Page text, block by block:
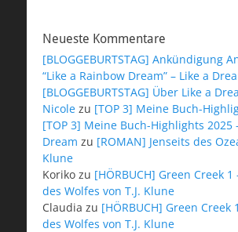
Neueste Kommentare
[BLOGGEBURTSTAG] Ankündigung
“Like a Rainbow Dream” – Like a
[BLOGGEBURTSTAG] Über Like a
Nicole zu [TOP 3] Meine Buch-
[TOP 3] Meine Buch-Highlights 2025
Dream zu [ROMAN] Jenseits des
Klune
Koriko zu [HÖRBUCH] Green Creek 1
des Wolfes von T.J. Klune
Claudia zu [HÖRBUCH] Green Creek
des Wolfes von T.J. Klune